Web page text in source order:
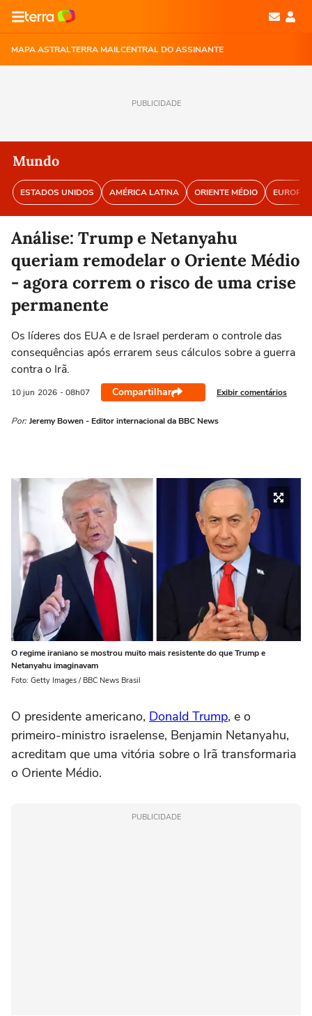
MAPA ASTRALTERRA MAILCENTRAL DO ASSINANTE
PUBLICIDADE
Mundo
ESTADOS UNIDOS AMÉRICA LATINA ORIENTE MÉDIO EUROPA
Análise: Trump e Netanyahu
queriam remodelar o Oriente Médio
- agora correm o risco de uma crise
permanente
Os líderes dos EUA e de Israel perderam o controle das
consequências após errarem seus cálculos sobre a guerra
contra o Irã.
10 jun 2026 - 08h07 Compartilhar Exibir comentários
Por: Jeremy Bowen - Editor internacional da BBC News
O regime iraniano se mostrou muito mais resistente do que Trump e
Netanyahu imaginavam
Foto: Getty Images / BBC News Brasil
O presidente americano, Donald Trump, e o
primeiro-ministro israelense, Benjamin Netanyahu,
acreditam que uma vitória sobre o Irã transformaria
o Oriente Médio.
PUBLICIDADE